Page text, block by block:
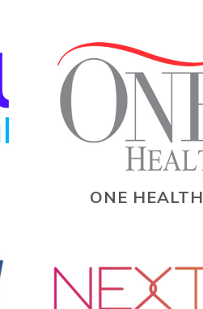
ONE HEALTH